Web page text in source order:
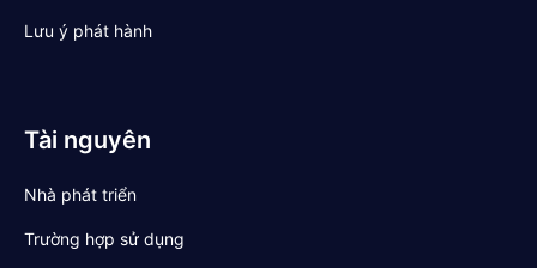
Lưu ý phát hành
Tài nguyên
Nhà phát triển
Trường hợp sử dụng